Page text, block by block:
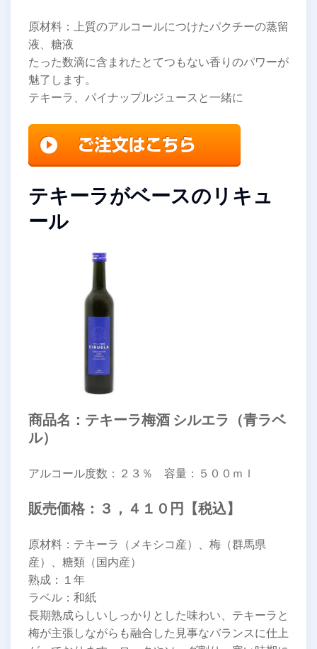
原材料：上質のアルコールにつけたパクチーの蒸留
液、糖液
たった数滴に含まれたとてつもない香りのパワーが
魅了します。
テキーラ、パイナップルジュースと一緒に
テキーラがベースのリキュ
ール
商品名：テキーラ梅酒 シルエラ（青ラベ
ル）
アルコール度数：２３％ 容量：５００ｍｌ
販売価格：３，４１０円【税込】
原材料：テキーラ（メキシコ産）、梅（群馬県
産）、糖類（国内産）
熟成：１年
ラベル：和紙
長期熟成らしいしっかりとした味わい、テキーラと
梅が主張しながらも融合した見事なバランスに仕上